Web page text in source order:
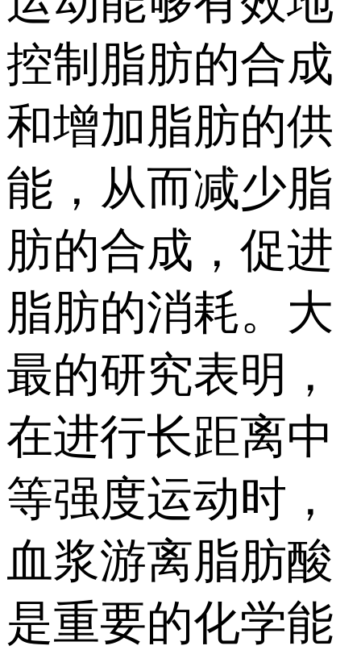
控制脂肪的合成
和增加脂肪的供
能，从而减少脂
肪的合成，促进
脂肪的消耗。大
最的研究表明，
在进行长距离中
等强度运动时，
血浆游离脂肪酸
是重要的化学能